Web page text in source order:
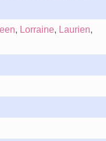
, Lorraine, Laurien,